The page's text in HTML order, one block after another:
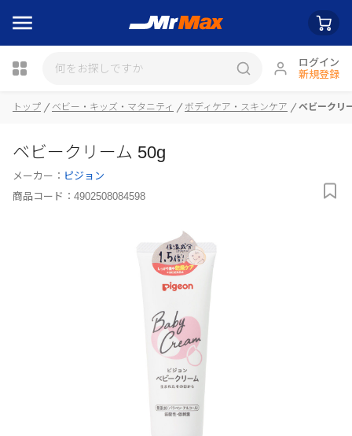
ログイン
新規登録
瓶詰
トップ ベビー・キッズ・マタニティ ボディケア・スキンケア ベビークリ
ベビークリーム 50g
メーカー： ピジョン
商品コード： 4902508084598